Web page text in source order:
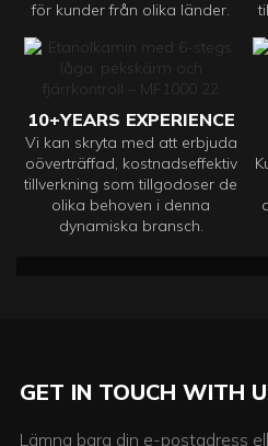
för kunder från olika länder.
10+YEARS EXPERIENCE
Vi kan skryta med att erbjuda
oöverträffad, kostnadseffektiv
tillverkning som tillgodoser de
olika behoven i denna
dynamiska bransch.
GET IN TOUCH WITH
Lämna bara din e-postadress